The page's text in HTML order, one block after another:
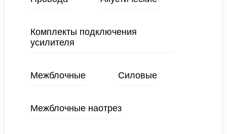
Комплекты подключения
усилителя
Межблочные Силовые
Межблочные наотрез